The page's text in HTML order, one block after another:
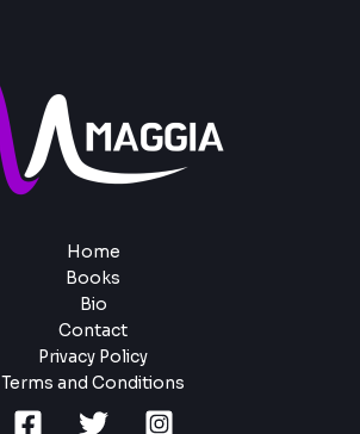
Home
Books
Bio
Contact
Privacy Policy
Terms and Conditions